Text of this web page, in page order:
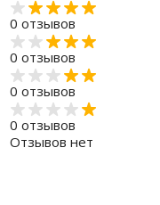
0 отзывов
0 отзывов
0 отзывов
0 отзывов
Отзывов нет